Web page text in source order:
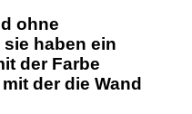
ohne
haben ein
der Farbe
der die Wand